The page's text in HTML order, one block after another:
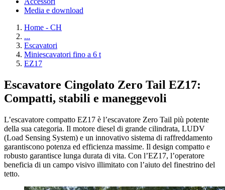
Media e download
Home - CH
...
Escavatori
Miniescavatori fino a 6 t
EZ17
Escavatore Cingolato Zero Tail EZ17:
Compatti, stabili e maneggevoli
L’escavatore compatto EZ17 è l’escavatore Zero Tail più potente
della sua categoria. Il motore diesel di grande cilindrata, LUDV
(Load Sensing System) e un innovativo sistema di raffreddamento
garantiscono potenza ed efficienza massime. Il design compatto e
robusto garantisce lunga durata di vita. Con l’EZ17, l’operatore
beneficia di un campo visivo illimitato con l’aiuto del finestrino del
tetto.